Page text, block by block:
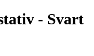
- Svart